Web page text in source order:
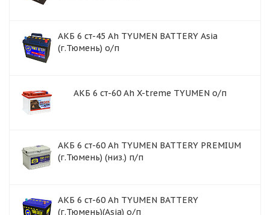
АКБ 6 ст-45 Ah TYUMEN BATTERY Asia
(г.Тюмень) о/п
АКБ 6 ст-60 Аh X-treme ТYUMEN о/п
АКБ 6 ст-60 Ah TYUMEN BATTERY PREMIUM
(г.Тюмень) (низ.) п/п
АКБ 6 ст-60 Ah TYUMEN BATTERY
(г.Тюмень)(Asia) о/п